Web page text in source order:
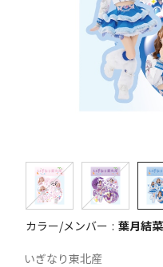
カラー/メンバー 葉月結菜
いぎなり東北産